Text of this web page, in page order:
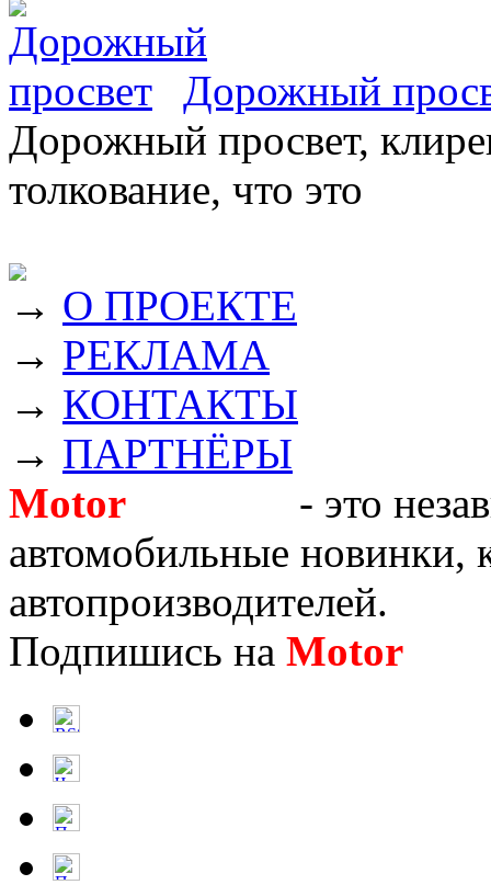
Дорожный
Дорожный просвет,
толкование, что это
→ О ПРОЕКТЕ
→ РЕКЛАМА
→ КОНТАКТЫ
→ ПАРТНЁРЫ
Motor
- это
автомобильные новинки,
автопроизводителей.
Подпишись на Motor